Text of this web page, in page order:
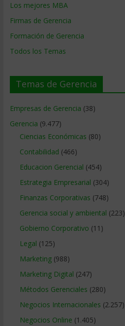
Los mejores MBA
Firmas de Gerencia
Formación de Gerencia
Todos los Temas
Temas de Gerencia
Empresas de Gerencia (38)
Gerencia (9.477)
Ciencias Económicas (80)
Contabilidad (466)
Educacion Gerencial (454)
Estrategia Empresarial (304)
Finanzas Corporativas (748)
Gerencia social y ambiental (223)
Gobierno Corporativo (11)
Legal (125)
Marketing(988)
Marketing Digital (247)
Métodos Gerenciales (280)
Negocios Internacionales (2.257)
Negocios Online (1.405)